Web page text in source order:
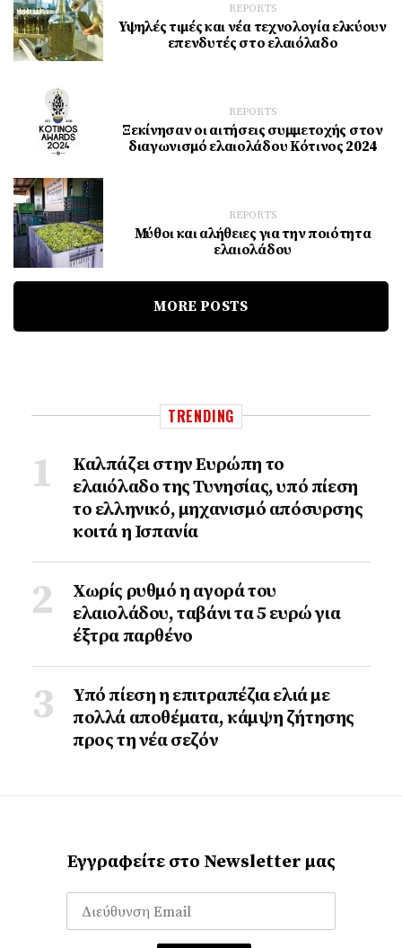
REPORTS
Υψηλές τιμές και νέα τεχνολογία ελκύουν
επενδυτές στο ελαιόλαδο
REPORTS
Ξεκίνησαν οι αιτήσεις συμμετοχής στον
διαγωνισμό ελαιολάδου Κότινος 2024
REPORTS
Μύθοι και αλήθειες για την ποιότητα
ελαιολάδου
MORE POSTS
TRENDING
Καλπάζει στην Ευρώπη το
ελαιόλαδο της Τυνησίας, υπό πίεση
το ελληνικό, μηχανισμό απόσυρσης
κοιτά η Ισπανία
Χωρίς ρυθμό η αγορά του
ελαιολάδου, ταβάνι τα 5 ευρώ για
έξτρα παρθένο
Υπό πίεση η επιτραπέζια ελιά με
πολλά αποθέματα, κάμψη ζήτησης
προς τη νέα σεζόν
Εγγραφείτε στο Newsletter μας